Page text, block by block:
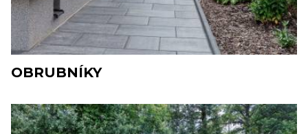
OBRUBNÍKY